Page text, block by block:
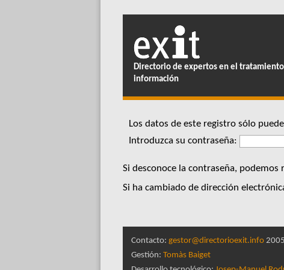
Directorio de expertos en el
información
Los datos de este registro sólo
Introduzca su contraseña:
Si desconoce la contraseña, podemos
Si ha cambiado de dirección
Contacto: gestor@directorioexit.info
Gestión: Tomàs Baiget